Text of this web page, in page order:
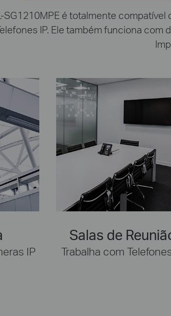
SG1210MPE é totalmente
IP. Ele também funciona com
IP
Salas de
Trabalha com